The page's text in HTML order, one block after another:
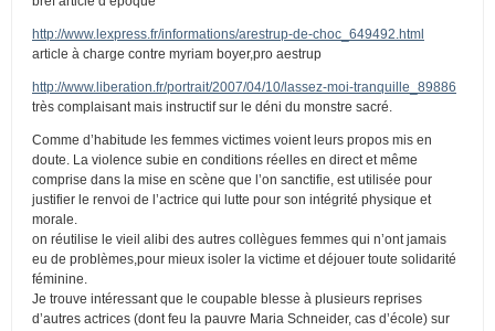
http://www.lexpress.fr/informations/arestrup-de-choc_649492.html
article à charge contre myriam boyer,pro aestrup
http://www.liberation.fr/portrait/2007/04/10/lassez-moi-tranquille_89886
très complaisant mais instructif sur le déni du monstre sacré.
Comme d’habitude les femmes victimes voient leurs propos mis en
doute. La violence subie en conditions réelles en direct et même
comprise dans la mise en scène que l’on sanctifie, est utilisée pour
justifier le renvoi de l’actrice qui lutte pour son intégrité physique et
morale.
on réutilise le vieil alibi des autres collègues femmes qui n’ont jamais
eu de problèmes,pour mieux isoler la victime et déjouer toute solidarité
féminine.
Je trouve intéressant que le coupable blesse à plusieurs reprises
d’autres actrices (dont feu la pauvre Maria Schneider, cas d’école) sur